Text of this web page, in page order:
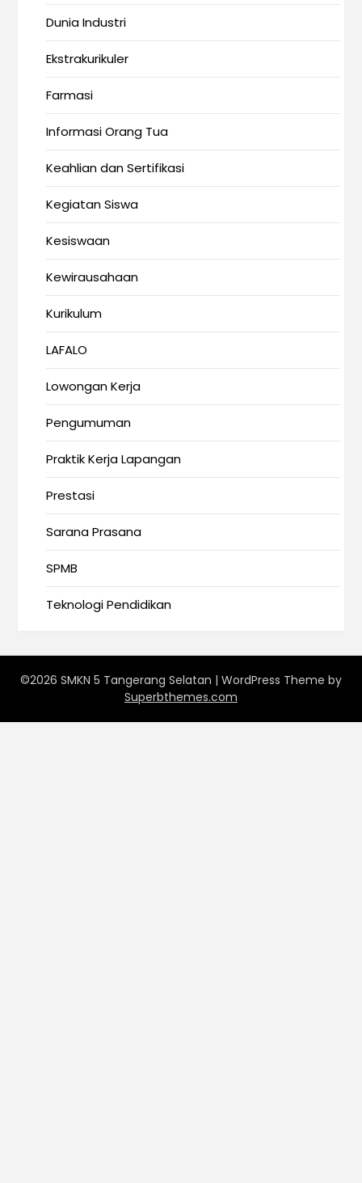
Dunia Industri
Ekstrakurikuler
Farmasi
Informasi Orang Tua
Keahlian dan Sertifikasi
Kegiatan Siswa
Kesiswaan
Kewirausahaan
Kurikulum
LAFALO
Lowongan Kerja
Pengumuman
Praktik Kerja Lapangan
Prestasi
Sarana Prasana
SPMB
Teknologi Pendidikan
©2026 SMKN 5 Tangerang Selatan | WordPress Theme by
Superbthemes.com